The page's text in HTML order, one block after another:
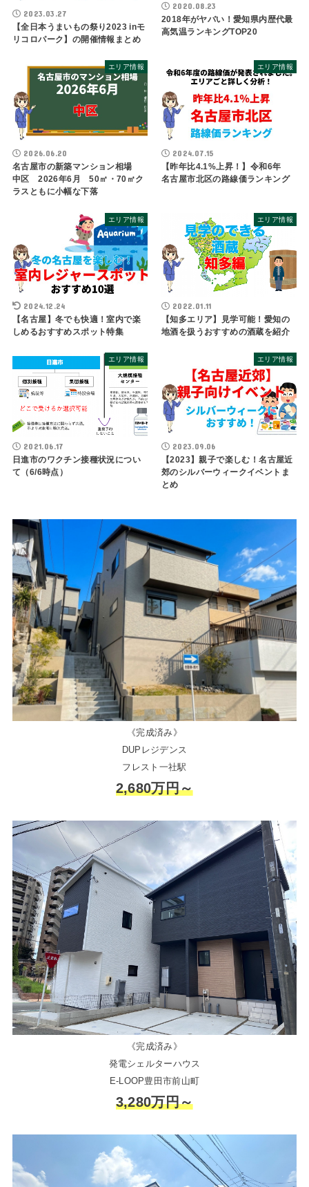
2023.03.27
【全日本うまいもの祭り2023 inモ
リコロパーク】の開催情報まとめ
2020.08.23
2018年がヤバい！愛知県内歴代最
高気温ランキングTOP20
エリア情報
2026.06.20
名古屋市の新築マンション相場
中区 2026年6月 50㎡・70㎡ク
ラスともに小幅な下落
エリア情報
2024.07.15
【昨年比4.1%上昇！】令和6年
名古屋市北区の路線価ランキング
エリア情報
2024.12.24
【名古屋】冬でも快適！室内で楽
しめるおすすめスポット特集
エリア情報
2022.01.11
【知多エリア】見学可能！愛知の
地酒を扱うおすすめの酒蔵を紹介
エリア情報
2021.06.17
日進市のワクチン接種状況につい
て（6/6時点）
エリア情報
2023.09.06
【2023】親子で楽しむ！名古屋近
郊のシルバーウィークイベントま
とめ
《完成済み》
DUPレジデンス
フレスト一社駅
2,680万円～
《完成済み》
発電シェルターハウス
E-LOOP豊田市前山町
3,280万円～